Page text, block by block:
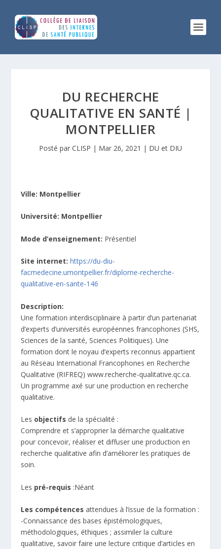
DU RECHERCHE
QUALITATIVE EN SANTÉ |
MONTPELLIER
Posté par CLISP | Mar 26, 2021 | DU et DIU
Ville: Montpellier
Université: Montpellier
Mode d’enseignement: Présentiel
Site internet:https://du-diu-
facmedecine.umontpellier.fr/diplome-recherche-
qualitative-en-sante-146
Description:
Une formation interdisciplinaire à partir d’un partenariat
d’experts d’universités européennes francophones (SHS,
Sciences de la santé, Sciences Politiques). Une
formation dont le noyau d’experts reconnus appartient
au Réseau International Francophones en Recherche
Qualitative (RIFREQ) www.recherche-qualitative.qc.ca.
Un programme axé sur une production en recherche
qualitative.
Les objectifs de la spécialité :
Comprendre et s’approprier la démarche qualitative
pour concevoir, réaliser et diffuser une production en
recherche qualitative afin d’améliorer les pratiques de
soin.
Les pré-requis :Néant
Les compétences attendues à l’issue de la formation :
-Connaissance des bases épistémologiques,
méthodologiques, éthiques ; assimiler la culture
qualitative, savoir faire une lecture critique d’articles en